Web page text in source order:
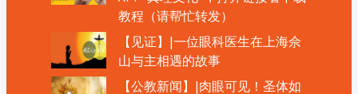
教程（请帮忙转发）
【见证】|一位眼科医生在上海佘
山与主相遇的故事
【公教新闻】|肉眼可见！圣体如